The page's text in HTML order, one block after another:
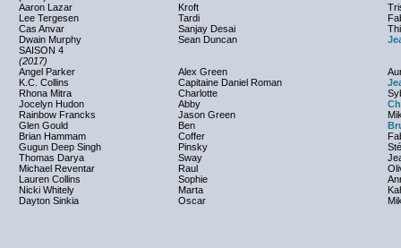
Aaron Lazar
Kroft
Lee Tergesen
Tardi
Cas Anvar
Sanjay Desai
Dwain Murphy
Sean Duncan
SAISON 4
(2017)
Angel Parker
Alex Green
K.C. Collins
Capitaine Daniel Roman
Rhona Mitra
Charlotte
Jocelyn Hudon
Abby
Rainbow Francks
Jason Green
Glen Gould
Ben
Brian Hammam
Coffer
Gugun Deep Singh
Pinsky
Thomas Darya
Sway
Michael Reventar
Raul
Lauren Collins
Sophie
Nicki Whitely
Marta
Dayton Sinkia
Oscar